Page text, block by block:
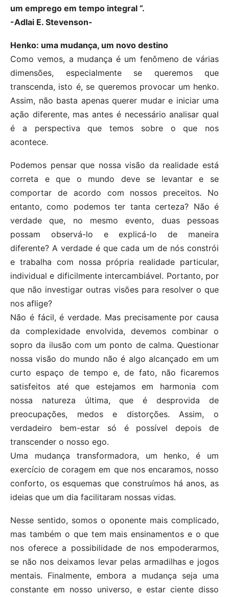
um emprego em tempo integral “.
-Adlai E. Stevenson-
Henko: uma mudança, um novo destino
Como vemos, a mudança é um fenômeno de várias
dimensões, especialmente se queremos que
transcenda, isto é, se queremos provocar um henko.
Assim, não basta apenas querer mudar e iniciar uma
ação diferente, mas antes é necessário analisar qual
é a perspectiva que temos sobre o que nos
acontece.
Podemos pensar que nossa visão da realidade está
correta e que o mundo deve se levantar e se
comportar de acordo com nossos preceitos. No
entanto, como podemos ter tanta certeza? Não é
verdade que, no mesmo evento, duas pessoas
possam observá-lo e explicá-lo de maneira
diferente? A verdade é que cada um de nós constrói
e trabalha com nossa própria realidade particular,
individual e dificilmente intercambiável. Portanto, por
que não investigar outras visões para resolver o que
nos aflige?
Não é fácil, é verdade. Mas precisamente por causa
da complexidade envolvida, devemos combinar o
sopro da ilusão com um ponto de calma. Questionar
nossa visão do mundo não é algo alcançado em um
curto espaço de tempo e, de fato, não ficaremos
satisfeitos até que estejamos em harmonia com
nossa natureza última, que é desprovida de
preocupações, medos e distorções. Assim, o
verdadeiro bem-estar só é possível depois de
transcender o nosso ego.
Uma mudança transformadora, um henko, é um
exercício de coragem em que nos encaramos, nosso
conforto, os esquemas que construímos há anos, as
ideias que um dia facilitaram nossas vidas.
Nesse sentido, somos o oponente mais complicado,
mas também o que tem mais ensinamentos e o que
nos oferece a possibilidade de nos empoderarmos,
se não nos deixamos levar pelas armadilhas e jogos
mentais. Finalmente, embora a mudança seja uma
constante em nosso universo, e estar ciente disso